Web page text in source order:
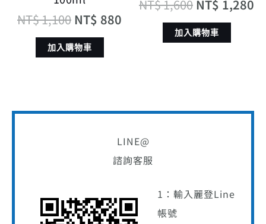
NT$1,100 NT$ 880
加入購物車
NT$1,600 NT$ 1,280
加入購物車
LINE@
諮詢客服
1：輸入麗登Line
帳號